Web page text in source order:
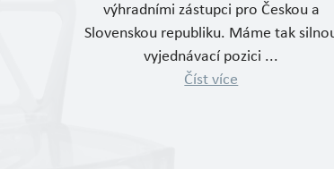
výhradními zástupci pro Českou a
Slovenskou republiku. Máme tak
vyjednávací pozici ...
Číst více